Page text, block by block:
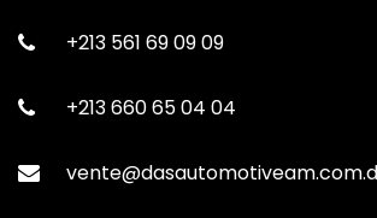
+213 561 69 09 09
+213 660 65 04 04